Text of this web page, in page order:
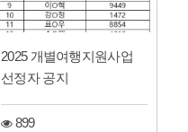
2025 개별여행지원사업
선정자 공지
899